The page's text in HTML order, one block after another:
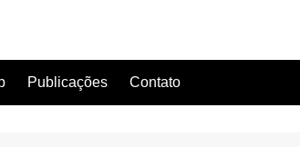
Publicações Contato